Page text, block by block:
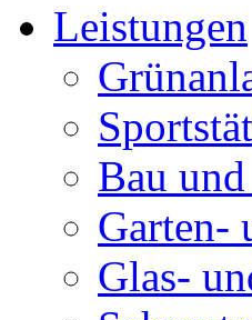
Leistungen
Bau
Garten-
Glas-